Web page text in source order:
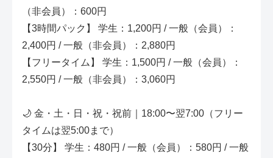
（非会員）：600円
【3時間パック】 学生：1,200円 / 一般（会員）：
2,400円 / 一般（非会員）：2,880円
【フリータイム】 学生：1,500円 / 一般（会員）：
2,550円 / 一般（非会員）：3,060円
🌙 金・土・日・祝・祝前｜18:00〜翌7:00（フリー
タイムは翌5:00まで）
【30分】 学生：480円 / 一般（会員）：580円 / 一般